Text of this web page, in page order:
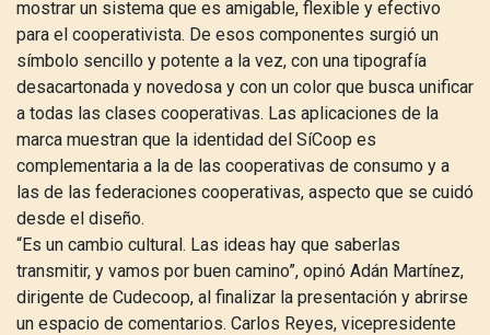
mostrar un sistema que es amigable, flexible y efectivo
para el cooperativista. De esos componentes surgió un
símbolo sencillo y potente a la vez, con una tipografía
desacartonada y novedosa y con un color que busca unificar
a todas las clases cooperativas. Las aplicaciones de la
marca muestran que la identidad del SíCoop es
complementaria a la de las cooperativas de consumo y a
las de las federaciones cooperativas, aspecto que se cuidó
desde el diseño.
“Es un cambio cultural. Las ideas hay que saberlas
transmitir, y vamos por buen camino”, opinó Adán Martínez,
dirigente de Cudecoop, al finalizar la presentación y abrirse
un espacio de comentarios. Carlos Reyes, vicepresidente